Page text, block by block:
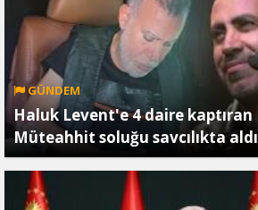
GÜNDEM
Haluk Levent'e 4 daire kaptıran
Müteahhit soluğu savcılıkta aldı